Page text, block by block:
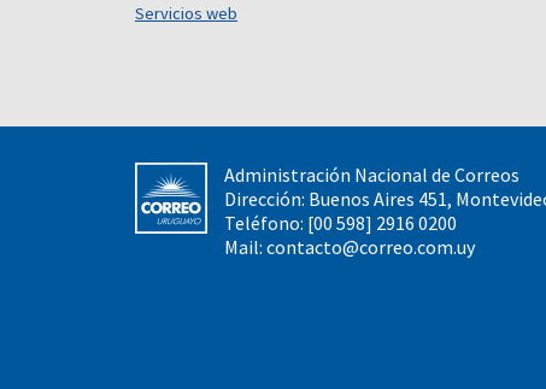
Servicios web
Administración Nacional de Correos
Dirección: Buenos Aires 451,
Teléfono: [00 598] 2916 0200
Mail: contacto@correo.com.uy